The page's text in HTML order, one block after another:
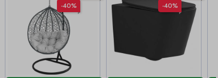
-40%
-40%